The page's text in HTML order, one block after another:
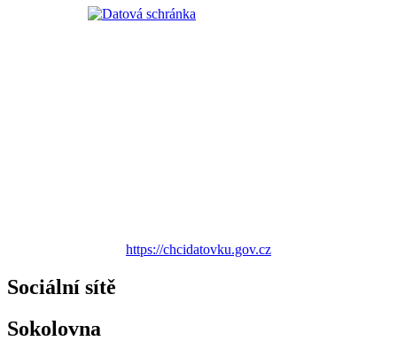
https://chcidatovku.gov.cz
Sociální sítě
Sokolovna